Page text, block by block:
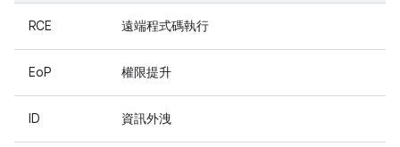
RCE 遠端程式碼執行
EoP 權限提升
ID 資訊外洩